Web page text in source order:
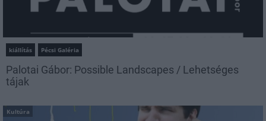
kiállítás Pécsi Galéria
Palotai Gábor: Possible Landscapes / Lehetséges
tájak
Kultúra